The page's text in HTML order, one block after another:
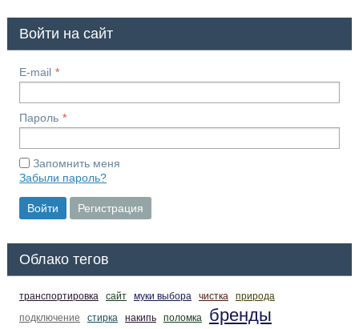
Войти на сайт
E-mail
Пароль
Запомнить меня
Забыли пароль?
Войти Регистрация
Облако тегов
транспортировка сайт муки выбора чистка
природа
подключение
стирка накипь поломка бренды